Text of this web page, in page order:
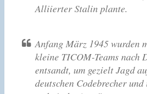
Alliierter Stalin plante.
Anfang März 1945 wurden
kleine TICOM-Teams nach
entsandt, um gezielt Jagd
deutschen Codebrecher und